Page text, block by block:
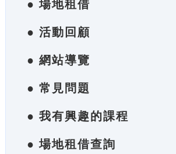
● 場地租借
● 活動回顧
● 網站導覽
● 常見問題
● 我有興趣的課程
● 場地租借查詢